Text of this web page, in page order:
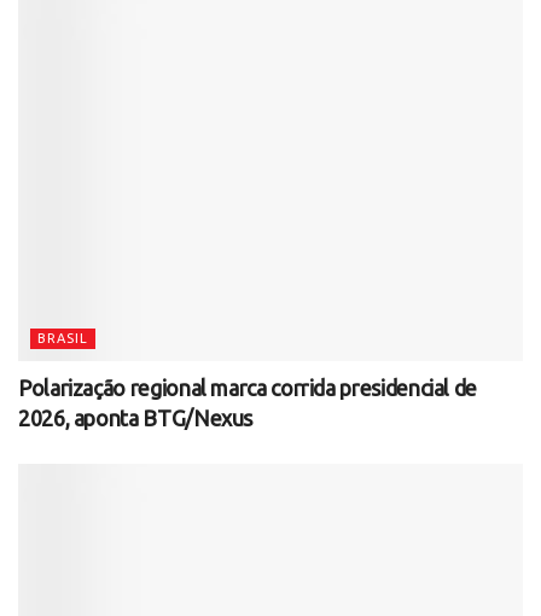
BRASIL
Polarização regional marca corrida presidencial de
2026, aponta BTG/Nexus